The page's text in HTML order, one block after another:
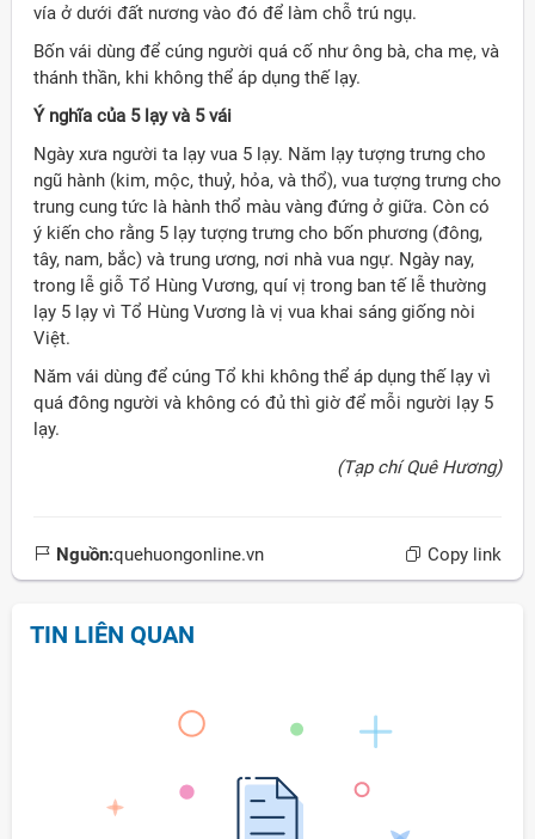
vía ở dưới đất nương vào đó để làm chỗ trú ngụ.
Bốn vái dùng để cúng người quá cố như ông bà, cha mẹ, và
thánh thần, khi không thể áp dụng thế lạy.
Ý nghĩa của 5 lạy và 5 vái
Ngày xưa người ta lạy vua 5 lạy. Năm lạy tượng trưng cho
ngũ hành (kim, mộc, thuỷ, hỏa, và thổ), vua tượng trưng cho
trung cung tức là hành thổ màu vàng đứng ở giữa. Còn có
ý kiến cho rằng 5 lạy tượng trưng cho bốn phương (đông,
tây, nam, bắc) và trung ương, nơi nhà vua ngự. Ngày nay,
trong lễ giỗ Tổ Hùng Vương, quí vị trong ban tế lễ thường
lạy 5 lạy vì Tổ Hùng Vương là vị vua khai sáng giống nòi
Việt.
Năm vái dùng để cúng Tổ khi không thể áp dụng thế lạy vì
quá đông người và không có đủ thì giờ để mỗi người lạy 5
lạy.
(Tạp chí Quê Hương)
Nguồn:quehuongonline.vn Copy link
TIN LIÊN QUAN